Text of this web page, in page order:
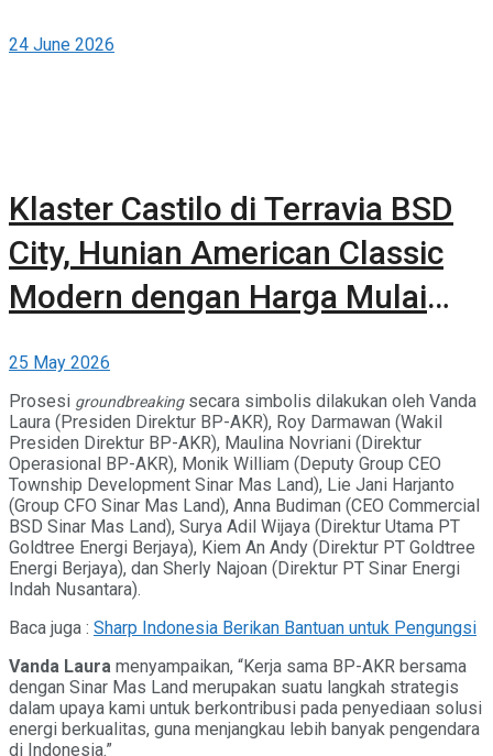
24 June 2026
Klaster Castilo di Terravia BSD
City, Hunian American Classic
Modern dengan Harga Mulai
25 May 2026
Prosesi groundbreakingsecara simbolis dilakukan oleh Vanda
Laura (Presiden Direktur BP-AKR), Roy Darmawan (Wakil
Presiden Direktur BP-AKR), Maulina Novriani (Direktur
Operasional BP-AKR), Monik William (Deputy Group CEO
Township Development Sinar Mas Land), Lie Jani Harjanto
(Group CFO Sinar Mas Land), Anna Budiman (CEO Commercial
BSD Sinar Mas Land), Surya Adil Wijaya (Direktur Utama PT
Goldtree Energi Berjaya), Kiem An Andy (Direktur PT Goldtree
Energi Berjaya), dan Sherly Najoan (Direktur PT Sinar Energi
Indah Nusantara).
Baca juga : Sharp Indonesia Berikan Bantuan untuk Pengungsi
Vanda Laura menyampaikan, “Kerja sama BP-AKR bersama
dengan Sinar Mas Land merupakan suatu langkah strategis
dalam upaya kami untuk berkontribusi pada penyediaan solusi
energi berkualitas, guna menjangkau lebih banyak pengendara
di Indonesia.”